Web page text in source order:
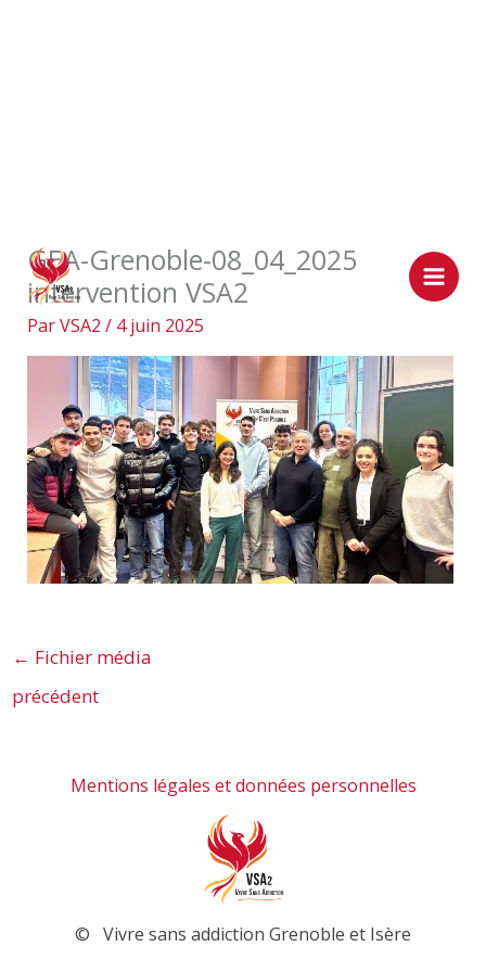
contenu
GEA-Grenoble-08_04_2025
intervention VSA2
ParVSA2 / 4 juin 2025
← Fichier média
précédent
Mentions légales et données personnelles
© Vivre sans addiction Grenoble et Isère